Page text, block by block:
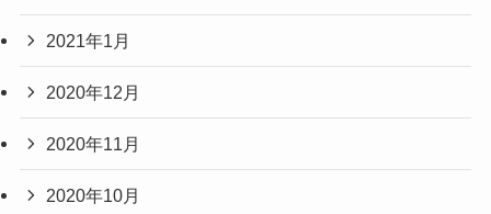
2021年1月
2020年12月
2020年11月
2020年10月